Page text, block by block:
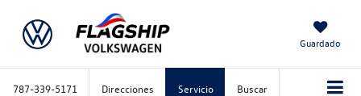
Guardado
787-339-5171 Direcciones Servicio Buscar